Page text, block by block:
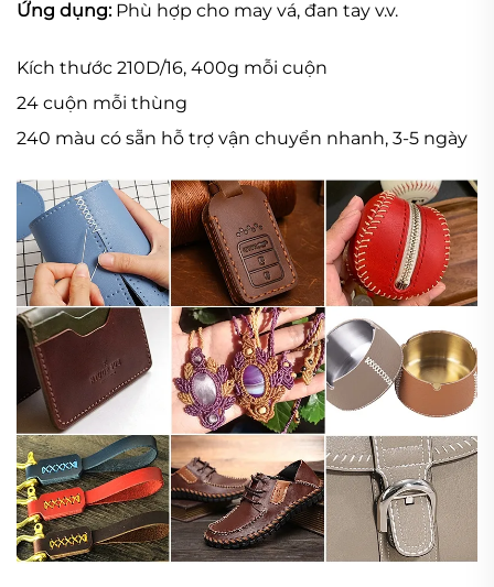
Ứng dụng: Phù hợp cho may vá, đan tay v.v.
Kích thước 210D/16, 400g mỗi cuộn
24 cuộn mỗi thùng
240 màu có sẵn hỗ trợ vận chuyển nhanh, 3-5 ngày